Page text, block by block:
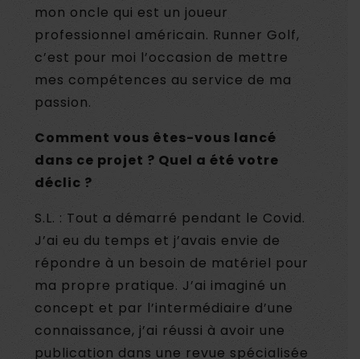
mon oncle qui est un joueur
professionnel américain. Runner Golf,
c’est pour moi l’occasion de mettre
mes compétences au service de ma
passion.
Comment vous êtes-vous lancé
dans ce projet ? Quel a été votre
déclic ?
S.L. : Tout a démarré pendant le Covid.
J’ai eu du temps et j’avais envie de
répondre à un besoin de matériel pour
ma propre pratique. J’ai imaginé un
concept et par l’intermédiaire d’une
connaissance, j’ai réussi à avoir une
publication dans une revue spécialisée